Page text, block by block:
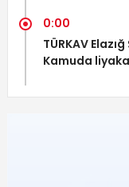
0:00
TÜRKAV
Kamuda